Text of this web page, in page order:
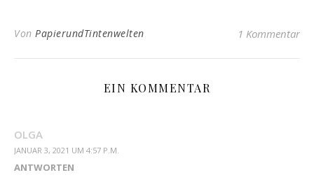
Von PapierundTintenwelten 1 Kommentar
EIN KOMMENTAR
OLGA
JANUAR 3, 2021 UM 4:57 P.M.
ANTWORTEN